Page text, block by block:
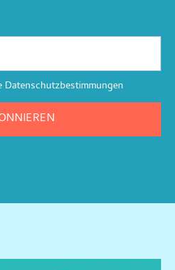
Datenschutzbestimmungen